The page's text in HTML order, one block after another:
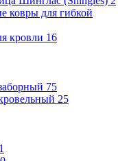
ковры для гибкой
кровли 16
75
25